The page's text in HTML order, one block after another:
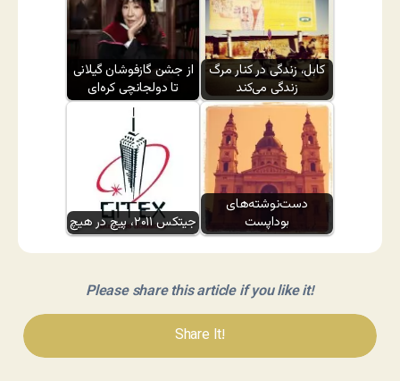
از جشن گازفوشان گیلانی
تا دولجانچی کره‌ای
کابل، زندگی در کنار مرگ
زندگی می‌کند
جیتکس ۲۰۱۱، پیچ در هیچ
دست‌نوشته‌های
بوداپست
Please share this article if you like it!
Share It!